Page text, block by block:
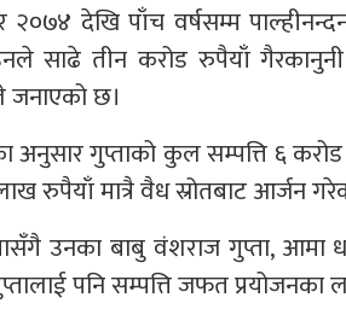
२०७४ देखि पाँच वर्षसम्म
साढे तीन करोड रुपैयाँ
जनाएको छ।
अनुसार गुप्ताको कुल सम्पत्ति ६
रुपैयाँ मात्रै वैध स्रोतबाट आर्जन
उनका बाबु वंशराज गुप्ता, आमा
पनि सम्पत्ति जफत प्रयोजनका